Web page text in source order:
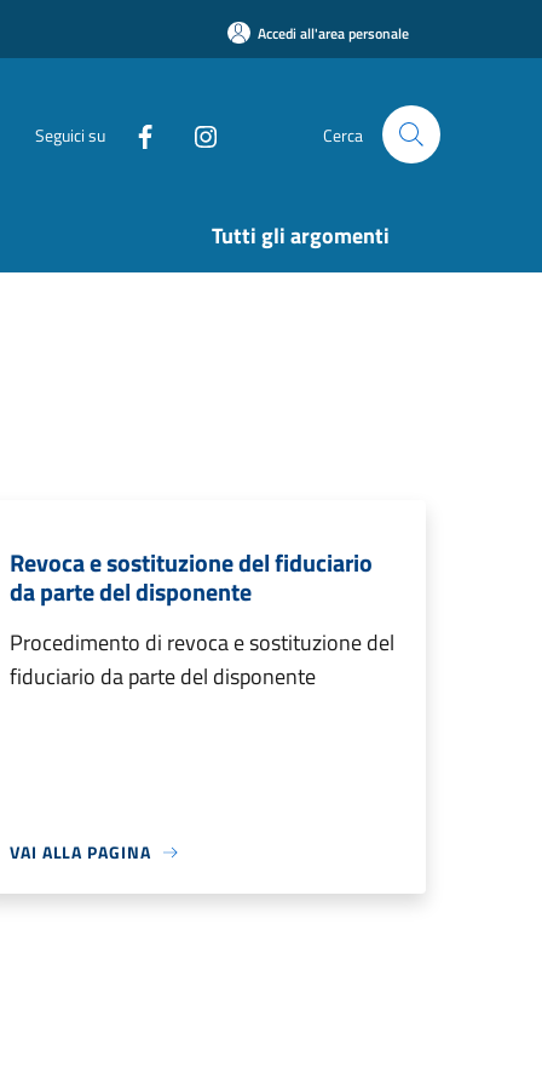
Accedi all'area personale
Seguici su Cerca
Tutti gli argomenti
Revoca e sostituzione del fiduciario
da parte del disponente
Procedimento di revoca e sostituzione del
fiduciario da parte del disponente
VAI ALLA PAGINA